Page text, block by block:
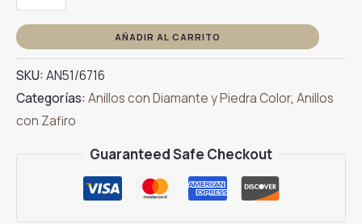
Rosetón
Doble
Orla
Oro
Blanco
con
AÑADIR AL CARRITO
SKU:AN51/6716
Categorías:Anillos con Diamante y Piedra Color,Anillos
con Zafiro
Guaranteed Safe Checkout